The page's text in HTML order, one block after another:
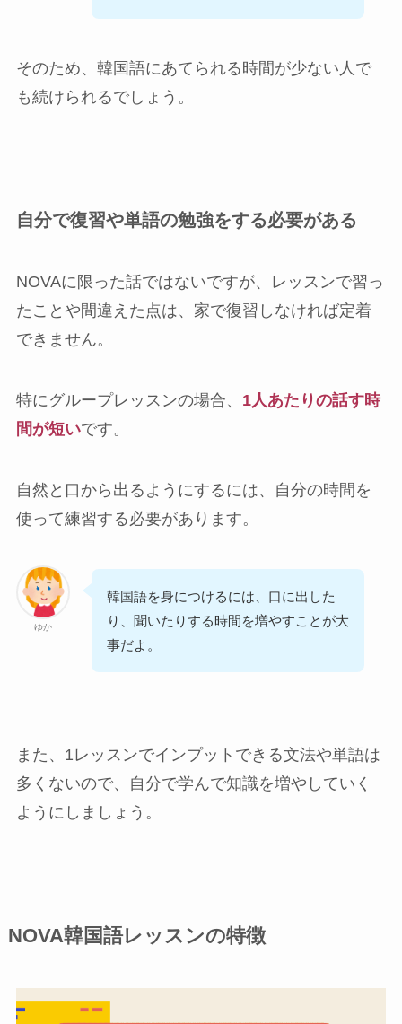
そのため、韓国語にあてられる時間が少ない人で
も続けられるでしょう。
自分で復習や単語の勉強をする必要がある
NOVAに限った話ではないですが、レッスンで習っ
たことや間違えた点は、家で復習しなければ定着
できません。
特にグループレッスンの場合、 1人あたりの話す時
間が短いです。
自然と口から出るようにするには、自分の時間を
使って練習する必要があります。
ゆか
韓国語を身につけるには、口に出した
り、聞いたりする時間を増やすことが大
事だよ。
また、1レッスンでインプットできる文法や単語は
多くないので、自分で学んで知識を増やしていく
ようにしましょう。
NOVA韓国語レッスンの特徴